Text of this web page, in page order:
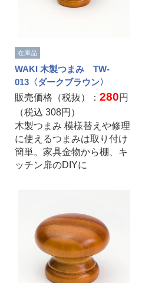
在庫品
WAKI 木製つまみ TW-
013〈ダークブラウン〉
販売価格（税抜）：280円
（税込308円）
木製つまみ 模様替えや修理
に使えるつまみは取り付け
簡単。家具金物から棚、キ
ッチン扉のDIYに